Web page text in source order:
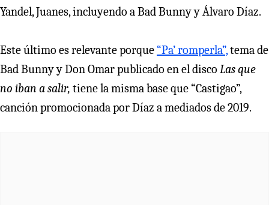
Yandel, Juanes, incluyendo a Bad Bunny y Álvaro Díaz.
Este último es relevante porque “Pa’ romperla”,tema de
Bad Bunny y Don Omar publicado en el disco Las que
no iban a salir, tiene la misma base que “Castigao”,
canción promocionada por Díaz a mediados de 2019.